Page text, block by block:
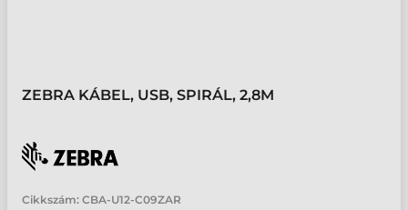
ZEBRA KÁBEL, USB, SPIRÁL, 2,8M
Cikkszám: CBA-U12-C09ZAR